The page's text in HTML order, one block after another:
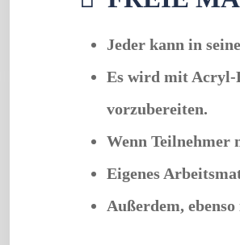
Jeder kann in
Es wird mit Acryl-
vorzubereiten.
Wenn Teilnehmer
Eigenes
Außerdem,